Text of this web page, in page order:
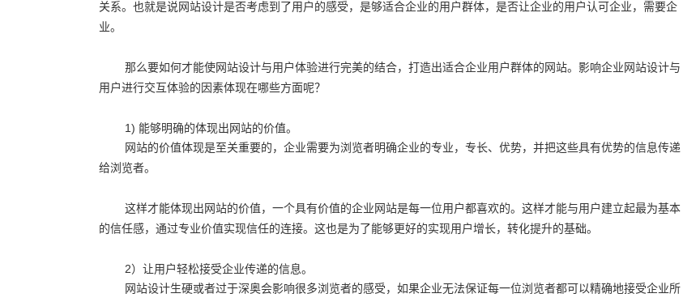
关系。也就是说网站设计是否考虑到了用户的感受，是够适合企业的用户群体，是否让企业的用户认可企业，需要企
业。
那么要如何才能使网站设计与用户体验进行完美的结合，打造出适合企业用户群体的网站。影响企业网站设计与
用户进行交互体验的因素体现在哪些方面呢？
1) 能够明确的体现出网站的价值。
网站的价值体现是至关重要的，企业需要为浏览者明确企业的专业，专长、优势，并把这些具有优势的信息传递
给浏览者。
这样才能体现出网站的价值，一个具有价值的企业网站是每一位用户都喜欢的。这样才能与用户建立起最为基本
的信任感，通过专业价值实现信任的连接。这也是为了能够更好的实现用户增长，转化提升的基础。
2）让用户轻松接受企业传递的信息。
网站设计生硬或者过于深奥会影响很多浏览者的感受，如果企业无法保证每一位浏览者都可以精确地接受企业所